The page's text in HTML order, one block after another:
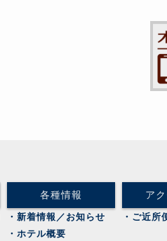
各種情報
・新着情報／お知らせ
・ホテル概要
ア
・ご近所